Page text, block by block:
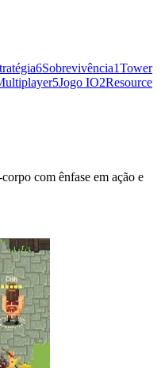
6Sobrevivência1Tower
5Jogo IO2Resource
com ênfase em ação e